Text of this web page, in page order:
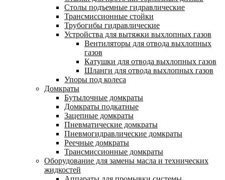
Столы подъемные гидравлические
Трансмиссионные стойки
Трубогибы гидравлические
Устройства для вытяжки выхлопных газов
Вентиляторы для отвода выхлопных
газов
Катушки для отвода выхлопных газов
Шланги для отвода выхлопных газов
Упоры под колеса
Домкраты
Бутылочные домкраты
Домкраты подкатные
Зацепные домкраты
Пневматические домкраты
Пневмогидравлические домкраты
Реечные домкраты
Трансмиссионные домкраты
Оборудование для замены масла и технических
жидкостей